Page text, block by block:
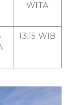
WITA
13.15 WIB